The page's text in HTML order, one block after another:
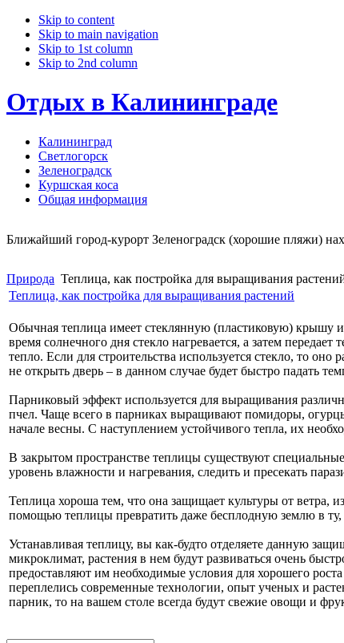
Skip to content
Skip to main navigation
Skip to 1st column
Skip to 2nd column
Отдых в Калининграде
Калининград
Светлогорск
Зеленоградск
Куршская коса
Общая информация
Ближайший город-курорт Зеленоградск (хорошие пляжи)
Природа Теплица, как постройка для выращивания
Теплица, как постройка для выращивания растений
Обычная теплица имеет стеклянную (пластиковую) крышу
время солнечного дня стекло нагревается, а затем
тепло. Если для строительства используется стекло, то
не открыть дверь – в данном случае будет быстро падать
Парниковый эффект используется для выращивания
пчел. Чаще всего в парниках выращивают помидоры,
начале весны. С наступлением устойчивого тепла, их
В закрытом пространстве теплицы существуют
уровень влажности и нагревания, следить и пресекать
Теплица хороша тем, что она защищает культуры от ветра,
помощью теплицы превратить даже бесплодную землю в ту,
Устанавливая теплицу, вы как-будто отделяете данную
микроклимат, растения в нем будут развиваться очень
предоставляют им необходимые условия для хорошего
переплелись современные технологии, опыт ученых и
парник, то на вашем столе всегда будут свежие овощи и